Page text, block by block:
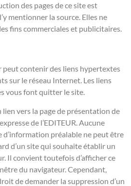
des pages de ce site est
mentionner la source. Elles ne
fins commerciales et publicitaires.
peut contenir des liens hypertextes
sur le réseau Internet. Les liens
vous font quitter le site.
lien vers la page de présentation de
de l’EDITEUR. Aucune
préalable ne peut être
d’un site qui souhaite établir un
Il convient toutefois d’afficher ce
du navigateur. Cependant,
de demander la suppression d’un